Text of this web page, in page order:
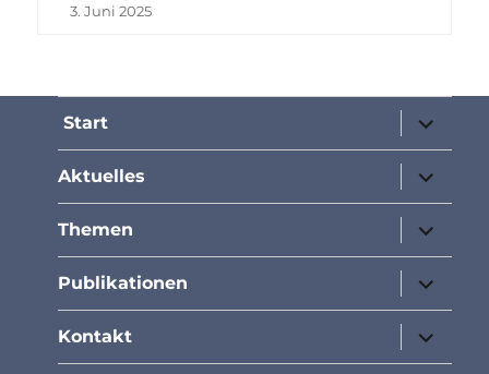
3. Juni 2025
Start
öffnen
Aktuelles
öffnen
Themen
öffnen
Publikationen
öffnen
Kontakt
öffnen